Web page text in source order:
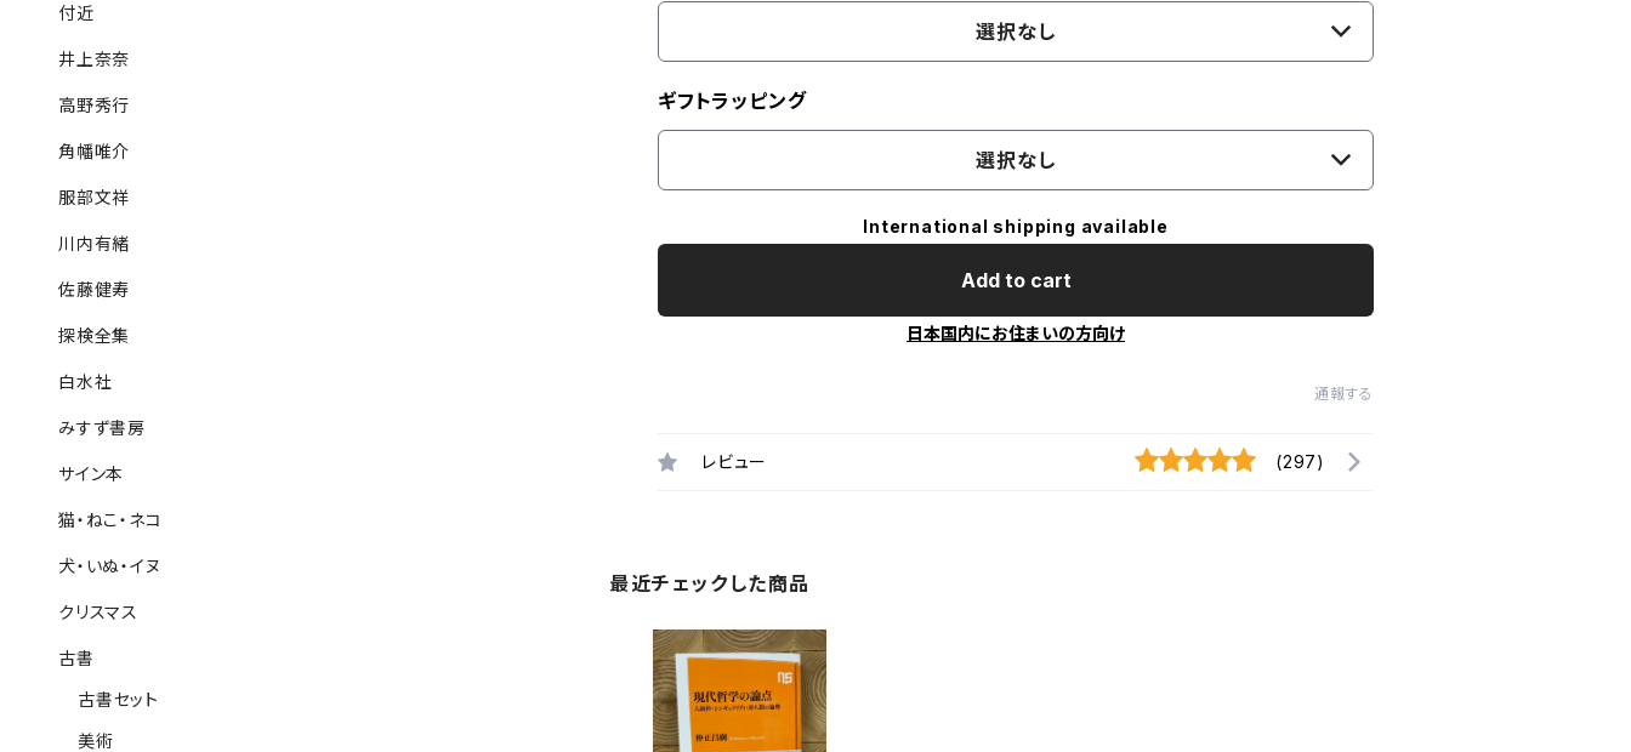
選択なし
ギフトラッピング
選択なし
International shipping available
Add to cart
日本国内にお住まいの方向け
通報する
レビュー (297)
最近チェックした商品
付近
井上奈奈
高野秀行
角幡唯介
服部文祥
川内有緒
佐藤健寿
探検全集
白水社
みすず書房
サイン本
猫・ねこ・ネコ
犬・いぬ・イヌ
クリスマス
古書
古書セット
美術